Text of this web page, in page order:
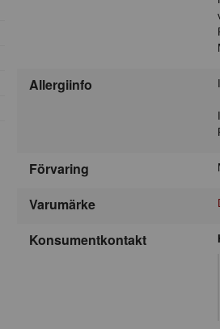
Allergiinfo
Förvaring
Varumärke
Konsumentkontakt